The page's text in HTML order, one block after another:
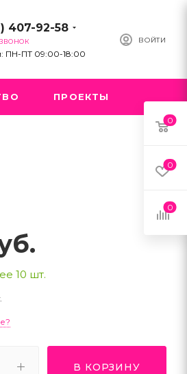
ВОЙТИ
407-92-58
ПН-ПТ 09:00-18:00
ПРОЕКТЫ
10 шт.
В КОРЗИНУ
0
0
0